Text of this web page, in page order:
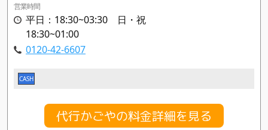
営業時間
平日：18:30~03:30 日・祝
18:30~01:00
0120-42-6607
CASH
代行かごやの料金詳細を見る